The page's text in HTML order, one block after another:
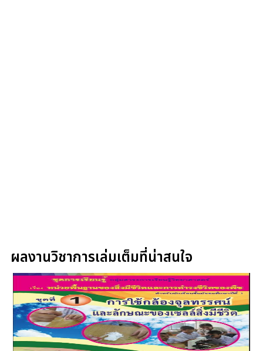
ผลงานวิชาการเล่มเต็มที่น่าสนใจ